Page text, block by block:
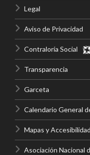
Legal
Aviso de Privacidad
Contraloría Social
Transparencia
Garceta
Calendario General
Mapas y Accesibilidad
Asociación Nacional